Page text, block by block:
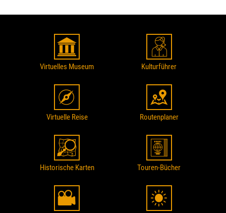
Virtuelles Museum Kulturführer
Virtuelle Reise Routenplaner
Historische Karten Touren-Bücher